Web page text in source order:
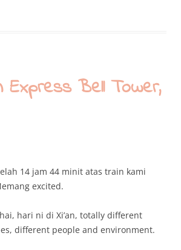
Express Bell Tower,
14 jam 44 minit atas train kami
excited.
hari ni di Xi’an, totally different
different people and environment.